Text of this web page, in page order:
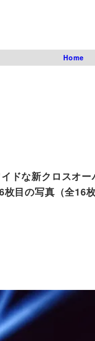
Home
ドな新クロスオ
の写真（全16枚